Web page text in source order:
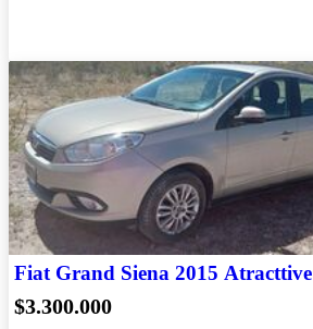
Fiat Grand Siena 2015 Atracttive
$3.300.000